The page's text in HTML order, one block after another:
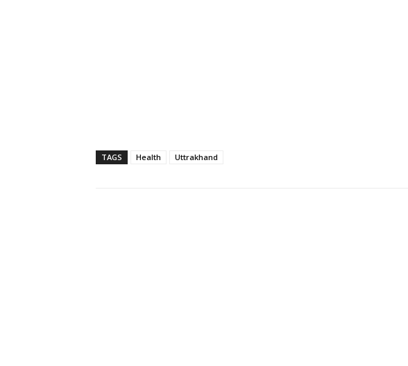
TAGS Health Uttrakhand